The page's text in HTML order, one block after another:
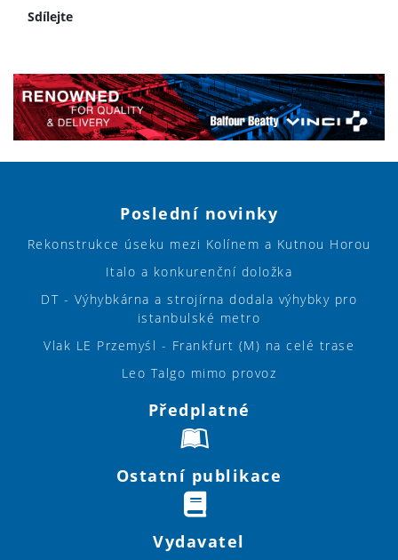
Sdílejte
Poslední novinky
Rekonstrukce úseku mezi Kolínem a Kutnou Horou
Italo a konkurenční doložka
DT - Výhybkárna a strojírna dodala výhybky pro
istanbulské metro
Vlak LE Przemyśl - Frankfurt (M) na celé trase
Leo Talgo mimo provoz
Předplatné
Ostatní publikace
Vydavatel